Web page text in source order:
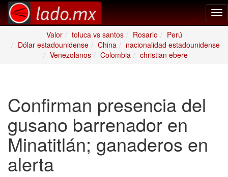
Valor
toluca vs santos Rosario
Perú
Dólar estadounidense
China
nacionalidad estadounidense
Venezolanos
Colombia christian ebere
Confirman presencia del
gusano barrenador en
Minatitlán; ganaderos en
alerta